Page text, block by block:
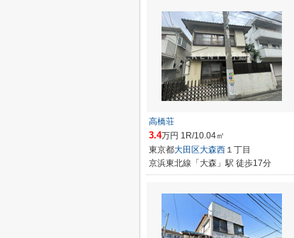
高橋荘
3.4万円 1R/10.04㎡
東京都大田区大森西 １丁目
京浜東北線「大森」駅 徒歩17分